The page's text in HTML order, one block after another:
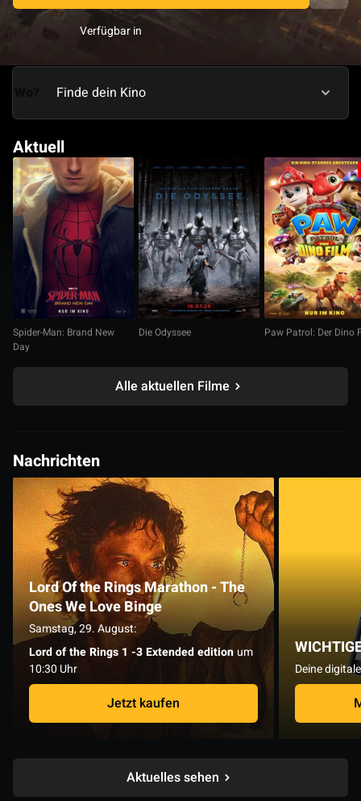
Verfügbar in
Aktuell
Spider-Man: Brand New
Day
Die Odyssee Paw Patrol: Der Dino
Alle aktuellen Filme
Nachrichten
Lord Of the Rings Marathon - The
Ones We Love Binge
Samstag, 29. August:
Lord of the Rings 1 -3 Extended edition um
10:30 Uhr
Jetzt kaufen
Deine
Aktuelles sehen